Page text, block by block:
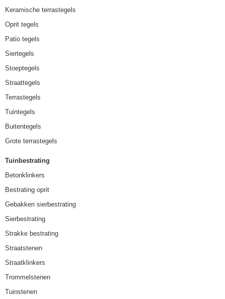
Keramische terrastegels
Oprit tegels
Patio tegels
Siertegels
Stoeptegels
Straattegels
Terrastegels
Tuintegels
Buitentegels
Grote terrastegels
Tuinbestrating
Betonklinkers
Bestrating oprit
Gebakken sierbestrating
Sierbestrating
Strakke bestrating
Straatstenen
Straatklinkers
Trommelstenen
Tuinstenen